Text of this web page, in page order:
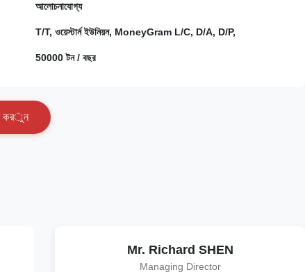
আলোচনাযোগ্য
T/T, ওয়েস্টার্ন ইউনিয়ন, MoneyGram L/C, D/A, D/P,
50000 টন / বছর
করুন
Mr. Richard SHEN
Managing Director